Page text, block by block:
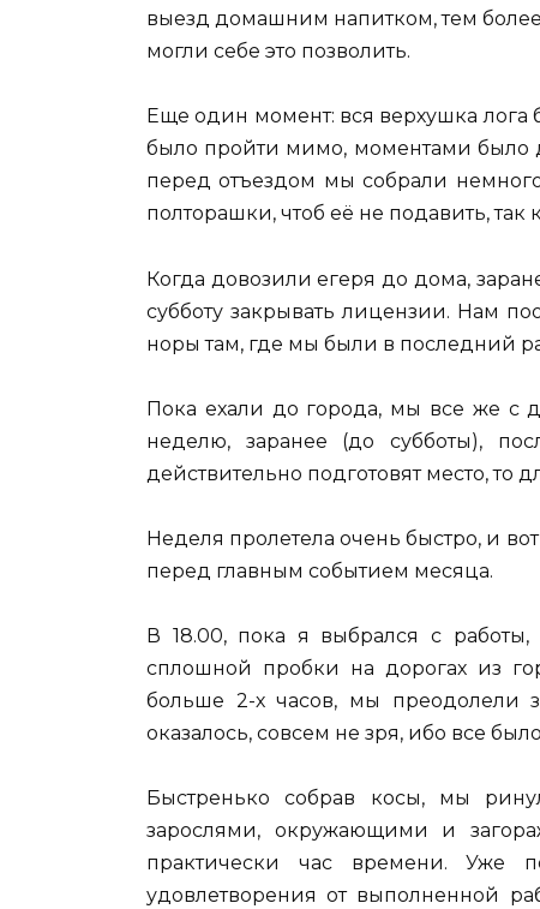
выезд домашним напитком, тем более
могли себе это позволить.
Еще один момент: вся верхушка
было пройти мимо, моментами было
перед отъездом мы собрали
полторашки, чтоб её не подавить,
Когда довозили егеря до дома,
субботу закрывать лицензии. Нам
норы там, где мы были в последний
Пока ехали до города, мы все же с
неделю, заранее (до субботы),
действительно подготовят место, то
Неделя пролетела очень быстро, и
перед главным событием месяца.
В 18.00, пока я выбрался с
сплошной пробки на дорогах из
больше 2-х часов, мы преодолели
оказалось, совсем не зря, ибо все
Быстренько собрав косы, мы
зарослями, окружающими и
практически час времени. Уже
удовлетворения от выполненной